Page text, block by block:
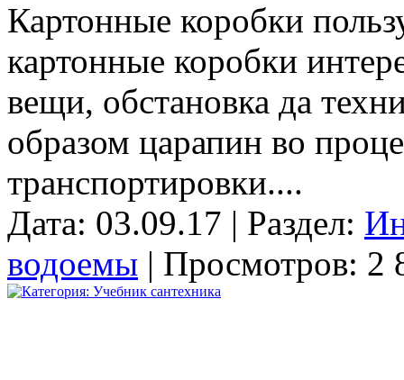
Картонные коробки
картонные коробки
вещи, обстановка да
образом царапин во
транспортировки....
Дата: 03.09.17 | Раздел:
водоемы | Просмотров: 2